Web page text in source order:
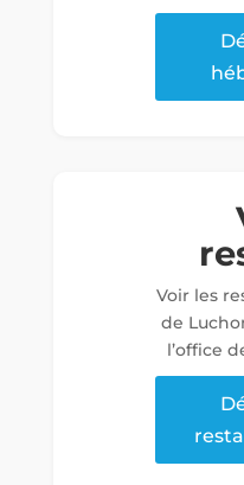
Voir les
de
l’office